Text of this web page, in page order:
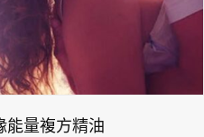
能量複方精油